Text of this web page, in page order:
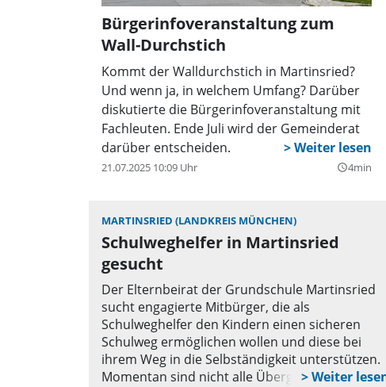
Bürgerinfoveranstaltung zum
Wall-Durchstich
Kommt der Walldurchstich in Martinsried?
Und wenn ja, in welchem Umfang? Darüber
diskutierte die Bürgerinfoveranstaltung mit
Fachleuten. Ende Juli wird der Gemeinderat
darüber entscheiden.
21.07.2025 10:09 Uhr query_builder4min
MARTINSRIED (LANDKREIS MÜNCHEN)
Schulweghelfer in Martinsried
gesucht
Der Elternbeirat der Grundschule Martinsried
sucht engagierte Mitbürger, die als
Schulweghelfer den Kindern einen sicheren
Schulweg ermöglichen wollen und diese bei
ihrem Weg in die Selbständigkeit unterstützen.
Momentan sind nicht alle Übergänge zur